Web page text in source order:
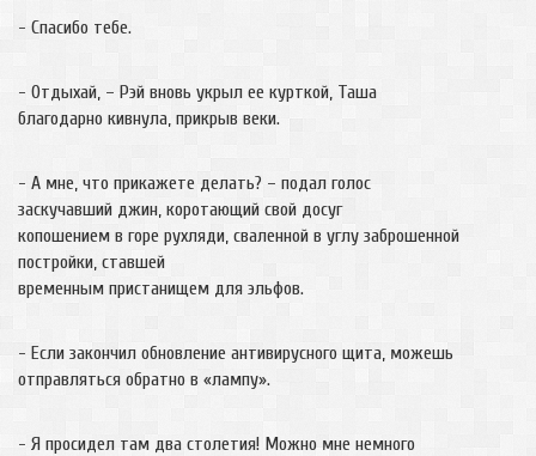
- Спасибо тебе.
- Отдыхай, – Рэй вновь укрыл ее курткой, Таша
благодарно кивнула, прикрыв веки.
- А мне, что прикажете делать? – подал голос
заскучавший джин, коротающий свой досуг
копошением в горе рухляди, сваленной в углу заброшенной
постройки, ставшей
временным пристанищем для эльфов.
- Если закончил обновление антивирусного щита, можешь
отправляться обратно в «лампу».
- Я просидел там два столетия! Можно мне немного